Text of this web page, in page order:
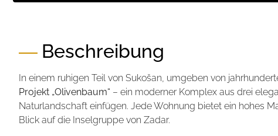
Beschreibung
In einem ruhigen Teil von Sukošan, umgeben von
Projekt „Olivenbaum“ – ein moderner Komplex aus drei
Naturlandschaft einfügen. Jede Wohnung bietet ein hohes
Blick auf die Inselgruppe von Zadar.